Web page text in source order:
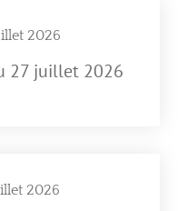
2026
27 juillet 2026
2026